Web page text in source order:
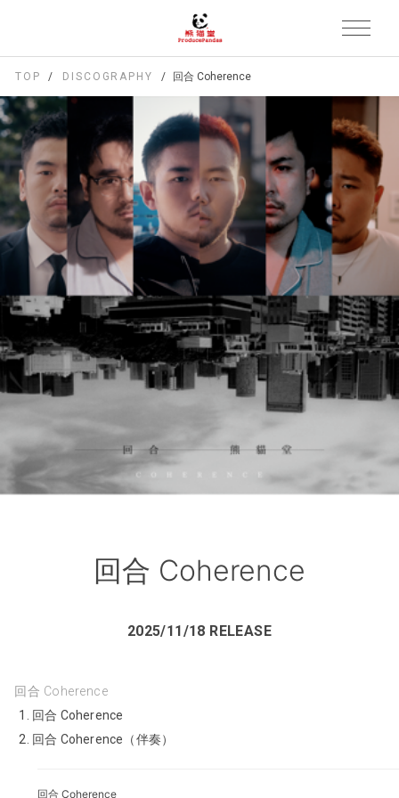
TOP DISCOGRAPHY 回合 Coherence
回合 Coherence
2025/11/18 RELEASE
回合 Coherence
回合 Coherence
回合 Coherence（伴奏）
回合 Coherence